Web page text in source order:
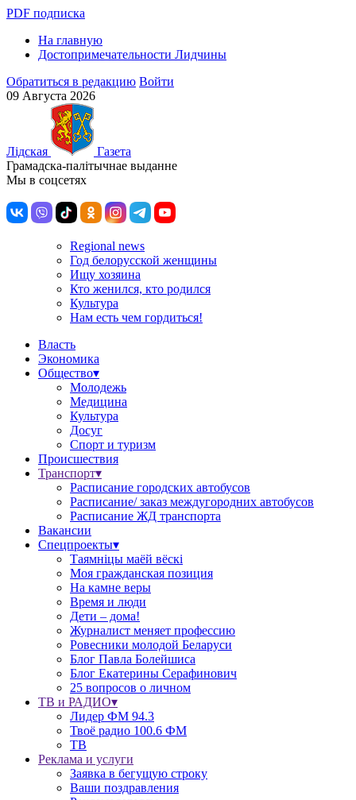
PDF подписка
На главную
Достопримечательности Лидчины
Обратиться в редакцию Войти
09 Августа 2026
Лiдская
Газета
Грамадска-палiтычнае выданне
Мы в соцсетях
Regional news
Год белорусской женщины
Ищу хозяина
Кто женился, кто родился
Культура
Нам есть чем гордиться!
Власть
Экономика
Общество▾
Молодежь
Медицина
Культура
Досуг
Спорт и туризм
Происшествия
Транспорт▾
Расписание городских автобусов
Расписание/ заказ междугородних автобусов
Расписание ЖД транспорта
Вакансии
Спецпроекты▾
Таямніцы маёй вёскі
Моя гражданская позиция
На камне веры
Время и люди
Дети – дома!
Журналист меняет профессию
Ровесники молодой Беларуси
Блог Павла Болейшиса
Блог Екатерины Серафинович
25 вопросов о личном
ТВ и РАДИО▾
Лидер ФМ 94.3
Твоё радио 100.6 ФМ
ТВ
Реклама и услуги
Заявка в бегущую строку
Ваши поздравления